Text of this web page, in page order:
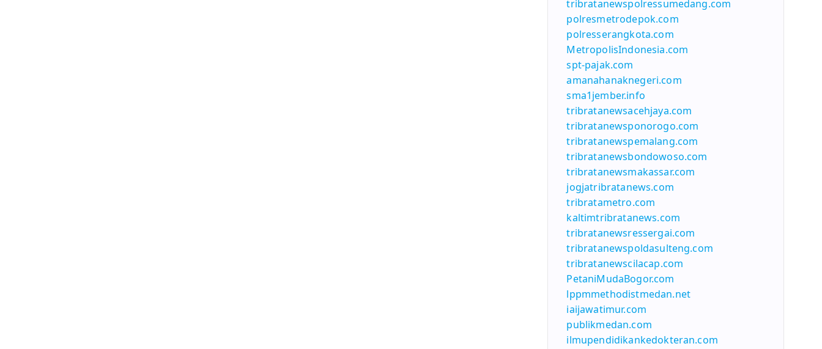
tribratanewspolressumedang.com
polresmetrodepok.com
polresserangkota.com
MetropolisIndonesia.com
spt-pajak.com
amanahanaknegeri.com
sma1jember.info
tribratanewsacehjaya.com
tribratanewsponorogo.com
tribratanewspemalang.com
tribratanewsbondowoso.com
tribratanewsmakassar.com
jogjatribratanews.com
tribratametro.com
kaltimtribratanews.com
tribratanewsressergai.com
tribratanewspoldasulteng.com
tribratanewscilacap.com
PetaniMudaBogor.com
lppmmethodistmedan.net
iaijawatimur.com
publikmedan.com
ilmupendidikankedokteran.com